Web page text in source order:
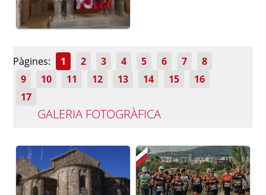
Pàgines: 1 2 3 4 5 6 7
8
9
10 11 12 13 14 15
16
17
GALERIA FOTOGRÀFICA